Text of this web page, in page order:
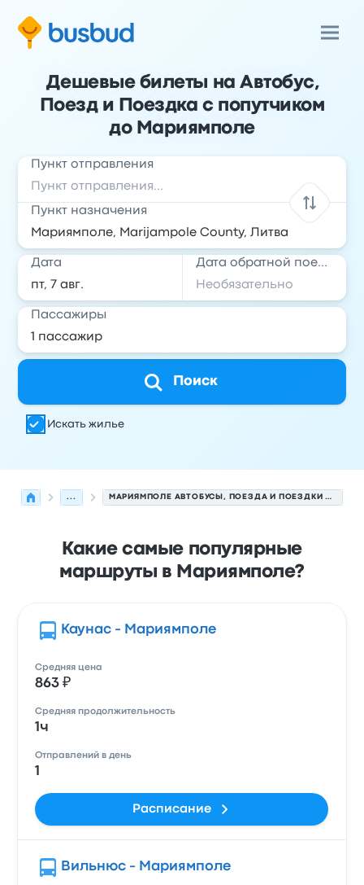
Дешевые билеты на Автобус,
Поезд и Поездка с попутчиком
до Мариямполе
Пункт отправления
Пункт назначения
Дата Дата обратной поездки
Пассажиры
Поиск
Искать жилье
... МАРИЯМПОЛЕ АВТОБУСЫ, ПОЕЗДА И ПОЕЗДКИ С ПОПУТЧИКАМИ.
Какие самые популярные
маршруты в Мариямполе?
Каунас - Мариямполе
Средняя цена
863 ₽
Средняя продолжительность
1ч
Отправлений в день
1
Расписание
Вильнюс - Мариямполе